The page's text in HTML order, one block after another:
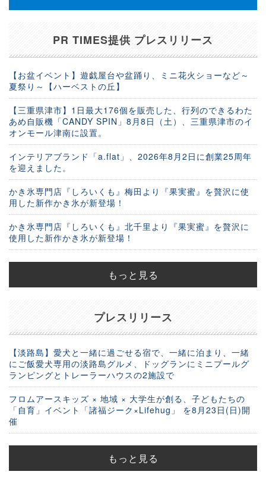
PR TIMES提供 プレスリリース
【お盆イベント】遊戯屋台や盆踊り、ミニ花火ショーなど～
夏祭り～【ハーベストの丘】
【三重県津市】1日最大176個を販売した、行列のできるわた
あめ自販機「CANDY SPIN」8月8日（土）、三重県津市のイ
オンモール津南に設置。
インテリアブランド「a.flat」、2026年8月2日に創業25周年
を迎えました。
かき氷専門店『しろいくも』梅田より『果実蜜』を贅沢に使
用した新作かき氷が新登場！
かき氷専門店『しろいくも』北千里より『果実蜜』を贅沢に
使用した新作かき氷が新登場！
もっと見る
プレスリリース
【淡路島】愛犬と一緒に過ごせる宿で、一緒に泊まり、一緒
にご飯愛犬専用の淡路島グルメ、ドッグランにミニプールグ
ランピングとトレーラーハウスの2施設で
フロムアースキッズ × 地域 × 大学生が創る、子どもたちの
「自育」イベント「諸福ジーク×Lifehug」 を8月23日(日)開
催
もっと見る